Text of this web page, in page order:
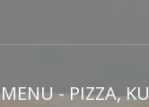
MENU - PIZZA,